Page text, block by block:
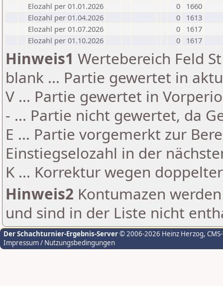
Elozahl per 01.01.2026
0
1660
Elozahl per 01.04.2026
0
1613
Elozahl per 01.07.2026
0
1617
Elozahl per 01.10.2026
0 1617
Hinweis1 Wertebereich Feld
blank ... Partie gewertet in
V ... Partie gewertet in
- ... Partie nicht gewertet, da
E ... Partie vorgemerkt zur
Einstiegselozahl in der
K ... Korrektur wegen
Hinweis2 Kontumazen
und sind in der Liste nicht
Der Schachturnier-Ergebnis-Server© 2006-2026 Heinz Herzog,
Impressum / Nutzungsbedingungen